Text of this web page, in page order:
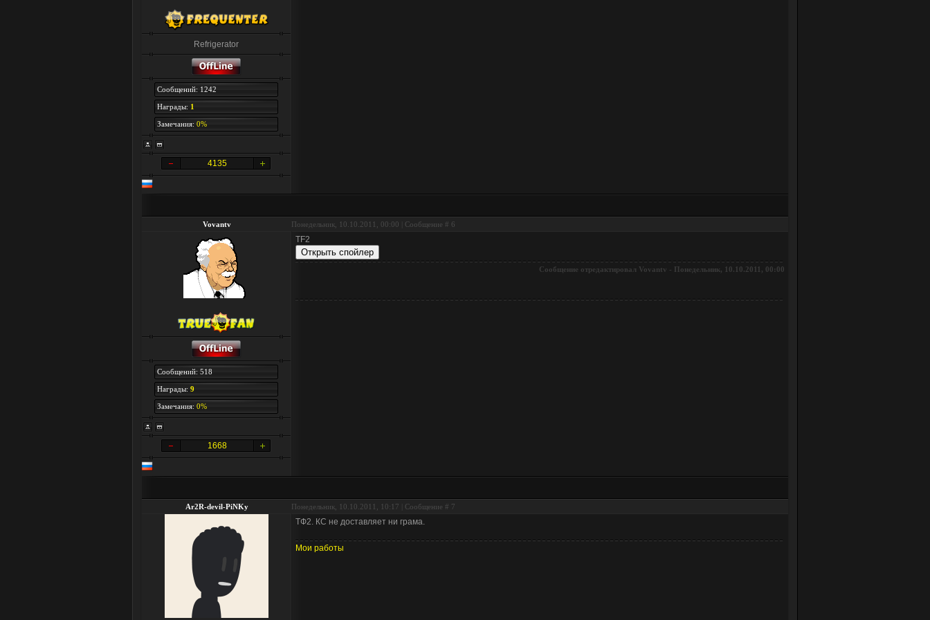
Refrigerator
Сообщений: 1242
Награды: 1
Замечания: 0%
4135
Vovantv Понедельник, 10.10.2011, 00:00 | Сообщение # 6
Сообщений: 518
Награды: 9
Замечания: 0%
1668
TF2
Сообщение отредактировал Vovantv - Понедельник, 10.10.2011, 00:00
Ar2R-devil-PiNKy Понедельник, 10.10.2011, 10:17 | Сообщение # 7
ТФ2. КС не доставляет ни грама.
Мои работы